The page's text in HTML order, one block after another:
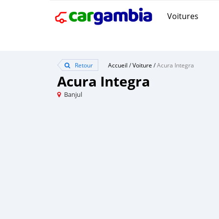
Voitures
Retour Accueil /Voiture /Acura Integra
Acura Integra
Banjul